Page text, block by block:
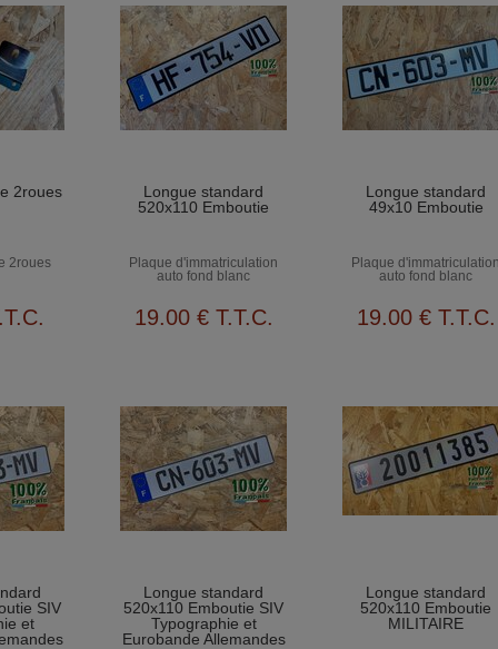
2roues
2roues
Longue standard
520x110 Emboutie
Plaque d'immatriculation
auto fond blanc
19.00 € T.T.C.
Longue standard
49x10 Emboutie
Plaque d'immatriculation
auto fond blanc
19.00 € T.T.C.
SIV
et
Longue standard
520x110 Emboutie SIV
Typographie et
Eurobande Allemandes
Longue standard
520x110 Emboutie
MILITAIRE